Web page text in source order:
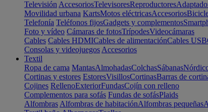
Televisión AccesoriosTelevisoresReproductores
Movilidad urbana KartsMotos eléctricasAccesorios
Telefonía Teléfonos fijosGadgets y complementos
Foto y vídeo Cámaras de fotosTrípodesVideocámaras
Cables Cables HDMICables de alimentaciónCables USB
Consolas y videojuegos Accesorios
Textil
Ropa de cama MantasAlmohadasColchasSábanas
Cortinas y estores EstoresVisillosCortinasBarras de
Cojines RellenoExteriorFundasCojín con relleno
Complementos para sofás Fundas de sofásPlaids
Alfombras Alfombras de habitaciónAlfombras pequeñas